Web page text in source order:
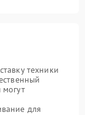
техники
для